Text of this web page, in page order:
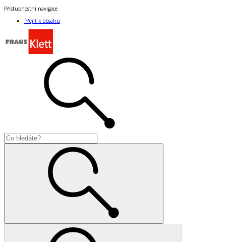
Přístupnostní navigace
Přejít k obsahu